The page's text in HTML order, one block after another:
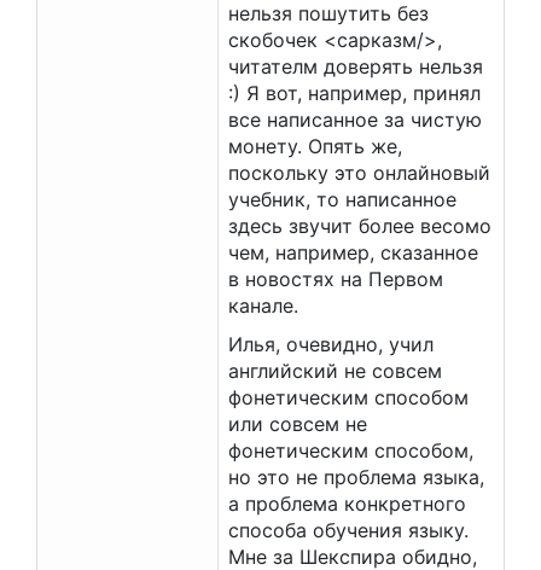
нельзя пошутить без
скобочек <сарказм/>,
читателм доверять нельзя
:) Я вот, например, принял
все написанное за чистую
монету. Опять же,
поскольку это онлайновый
учебник, то написанное
здесь звучит более весомо
чем, например, сказанное
в новостях на Первом
канале.
Илья, очевидно, учил
английский не совсем
фонетическим способом
или совсем не
фонетическим способом,
но это не проблема языка,
а проблема конкретного
способа обучения языку.
Мне за Шекспира обидно,